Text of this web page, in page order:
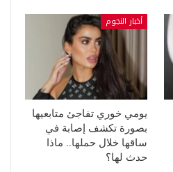
أخبار النجوم
يومي خوري تفاجئ متابعيها
بصورة تكشف إصابة في
ساقها خلال حملها.. ماذا
حدث لها؟